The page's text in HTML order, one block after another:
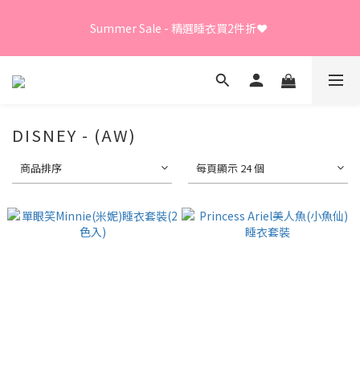
Summer Sale - 精選睡衣買2件折❤️
日本直送限定及GUNZE產品、LEONA胸圍內褲、日本直送
⭐嫁衣系列 - 買2件7折⭐、會員優惠 - 新會員額外全單9折
DISNEY - (AW)
商品排序 每頁顯示 24 個